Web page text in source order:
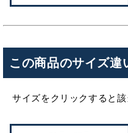
この商品のサイズ違
サイズをクリックすると